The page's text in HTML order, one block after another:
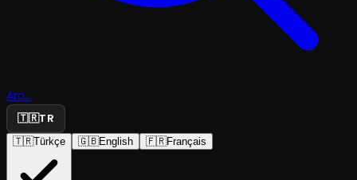
Ara...
🇹🇷TR
🇹🇷Türkçe 🇬🇧English 🇫🇷Français